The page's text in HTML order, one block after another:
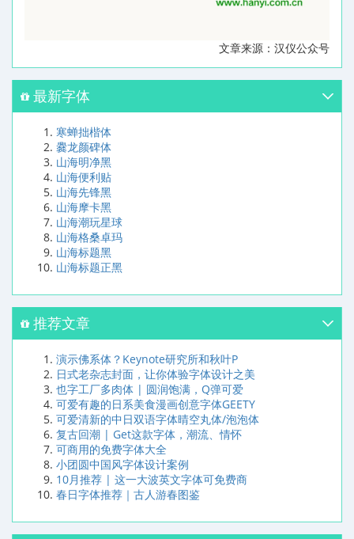
文章来源：汉仪公众号
最新字体
寒蝉拙楷体
爨龙颜碑体
山海明净黑
山海便利贴
山海先锋黑
山海摩卡黑
山海潮玩星球
山海格桑卓玛
山海标题黑
山海标题正黑
推荐文章
演示佛系体？Keynote研究所和秋叶P
日式老杂志封面，让你体验字体设计之美
也字工厂多肉体 | 圆润饱满，Q弹可爱
可爱有趣的日系美食漫画创意字体GEETY
可爱清新的中日双语字体晴空丸体/泡泡体
复古回潮 | Get这款字体，潮流、情怀
可商用的免费字体大全
小团圆中国风字体设计案例
10月推荐 | 这一大波英文字体可免费商
春日字体推荐｜古人游春图鉴